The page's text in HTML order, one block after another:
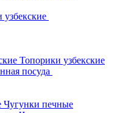
Топорики узбекские
посуда
Чугунки печные